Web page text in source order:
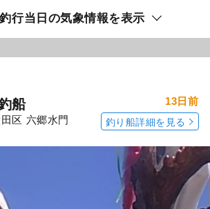
釣行当日の気象情報を表示
船
区 六郷水門
13日前
釣り船詳細を見る